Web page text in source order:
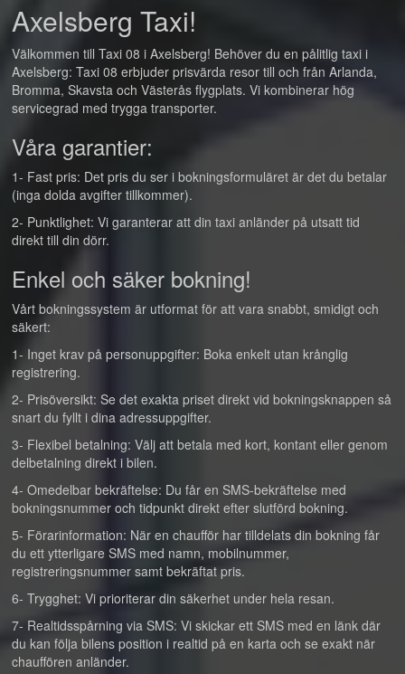
Axelsberg Taxi!
Välkommen till Taxi 08 i Axelsberg! Behöver du en pålitlig taxi i
Axelsberg: Taxi 08 erbjuder prisvärda resor till och från Arlanda,
Bromma, Skavsta och Västerås flygplats. Vi kombinerar hög
servicegrad med trygga transporter.
Våra garantier:
1- Fast pris: Det pris du ser i bokningsformuläret är det du betalar
(inga dolda avgifter tillkommer).
2- Punktlighet: Vi garanterar att din taxi anländer på utsatt tid
direkt till din dörr.
Enkel och säker bokning!
Vårt bokningssystem är utformat för att vara snabbt, smidigt och
säkert:
1- Inget krav på personuppgifter: Boka enkelt utan krånglig
registrering.
2- Prisöversikt: Se det exakta priset direkt vid bokningsknappen så
snart du fyllt i dina adressuppgifter.
3- Flexibel betalning: Välj att betala med kort, kontant eller genom
delbetalning direkt i bilen.
4- Omedelbar bekräftelse: Du får en SMS-bekräftelse med
bokningsnummer och tidpunkt direkt efter slutförd bokning.
5- Förarinformation: När en chaufför har tilldelats din bokning får
du ett ytterligare SMS med namn, mobilnummer,
registreringsnummer samt bekräftat pris.
6- Trygghet: Vi prioriterar din säkerhet under hela resan.
7- Realtidsspårning via SMS: Vi skickar ett SMS med en länk där
du kan följa bilens position i realtid på en karta och se exakt när
chauffören anländer.